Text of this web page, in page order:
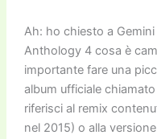
Ah: ho chiesto a Gemini
Anthology 4 cosa è
importante fare una
album ufficiale
riferisci al remix
nel 2015) o alla